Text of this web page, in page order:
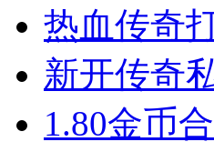
热血传奇
新开传奇
1.80金币